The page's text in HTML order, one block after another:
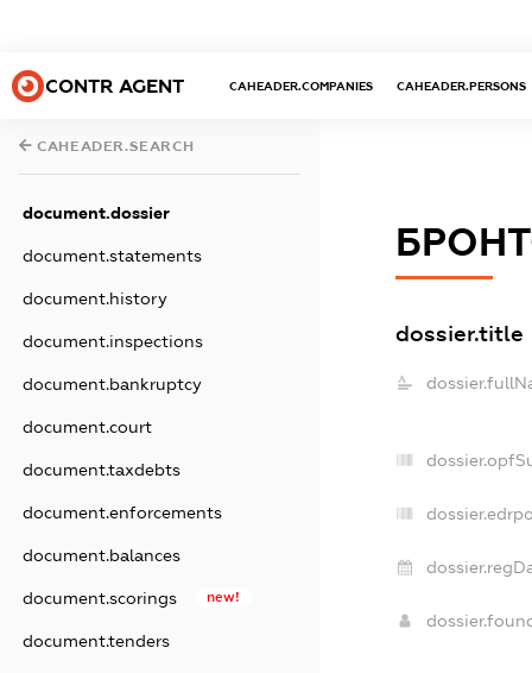
CONTR AGENT CAHEADER.COMPANIES CAHEADER.PERSONS
CAHEADER.SEARCH
document.dossier
document.statements
document.history
document.inspections
document.bankruptcy
document.court
document.taxdebts
document.enforcements
document.balances
document.scorings new!
document.tenders
dossier.title